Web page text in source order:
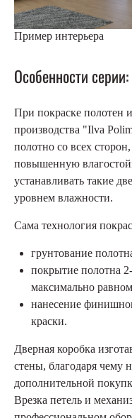
Пример интерьера
Особенности серии:
При покраске полотен
производства "Ilva
полотно со всех
повышенную
устанавливать такие
уровнем влажности.
Сама технология
грунтование
покрытие полотна
максимально
нанесение
краски.
Дверная коробка
стены, благодаря чему
дополнительной
Врезка петель и